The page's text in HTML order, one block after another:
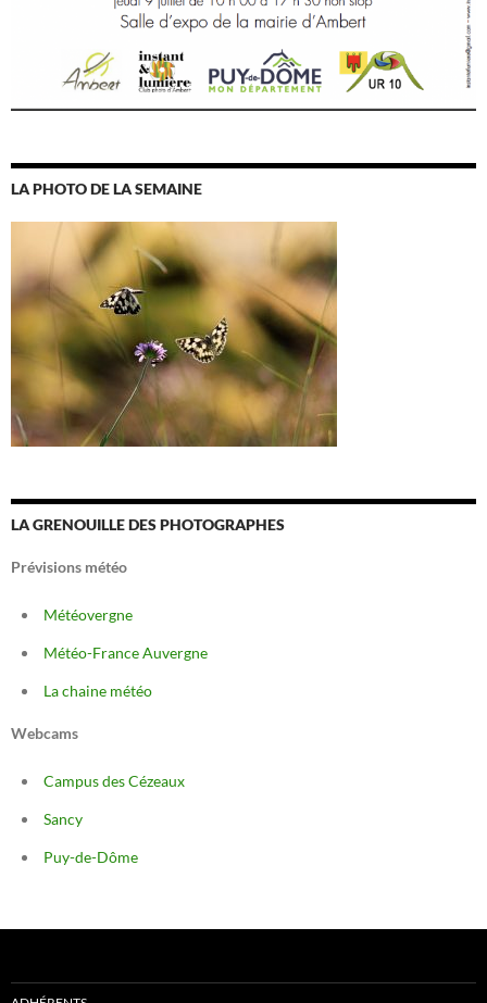
LA PHOTO DE LA SEMAINE
LA GRENOUILLE DES PHOTOGRAPHES
Prévisions météo
Météovergne
Météo-France Auvergne
La chaine météo
Webcams
Campus des Cézeaux
Sancy
Puy-de-Dôme